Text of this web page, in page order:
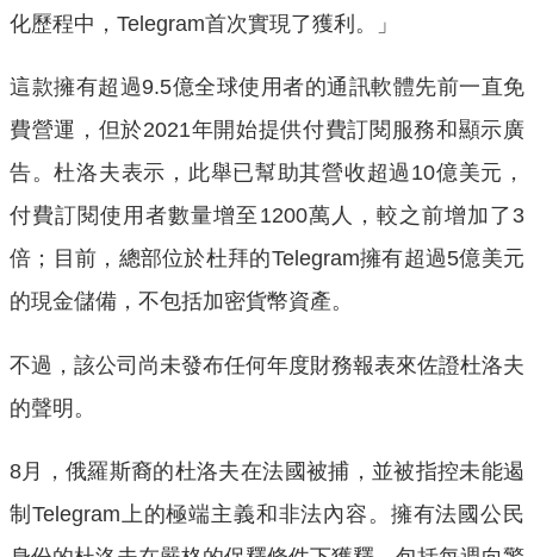
化歷程中，Telegram首次實現了獲利。」
這款擁有超過9.5億全球使用者的通訊軟體先前一直免
費營運，但於2021年開始提供付費訂閱服務和顯示廣
告。杜洛夫表示，此舉已幫助其營收超過10億美元，
付費訂閱使用者數量增至1200萬人，較之前增加了3
倍；目前，總部位於杜拜的Telegram擁有超過5億美元
的現金儲備，不包括加密貨幣資產。
不過，該公司尚未發布任何年度財務報表來佐證杜洛夫
的聲明。
8月，俄羅斯裔的杜洛夫在法國被捕，並被指控未能遏
制Telegram上的極端主義和非法內容。擁有法國公民